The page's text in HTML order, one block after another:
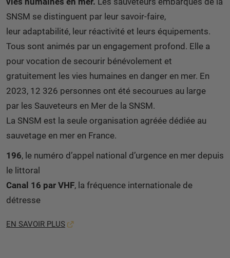
SNSM se distinguent par leur savoir-faire,
leur adaptabilité, leur réactivité et leurs équipements.
Tous sont animés par un engagement profond. Elle a
pour vocation de secourir bénévolement et
gratuitement les vies humaines en danger en mer. En
2023, 12 326 personnes ont été secourues au large
par les Sauveteurs en Mer de la SNSM.
La SNSM est la seule organisation agréée dédiée au
sauvetage en mer en France.
196, le numéro d’appel national d’urgence en mer depuis
le littoral
Canal 16 par VHF, la fréquence internationale de
détresse
EN SAVOIR PLUS